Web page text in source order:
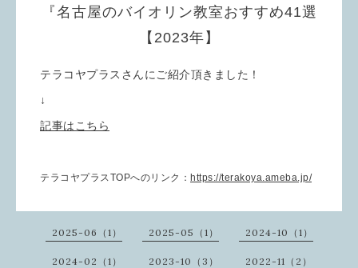
『名古屋のバイオリン教室おすすめ41選
【2023年】
テラコヤプラスさんにご紹介頂きました！
↓
記事はこちら
テラコヤプラスTOPへのリンク： https://terakoya.ameba.jp/
2025-06（1） 2025-05（1） 2024-10（1）
2024-02（1） 2023-10（3） 2022-11（2）